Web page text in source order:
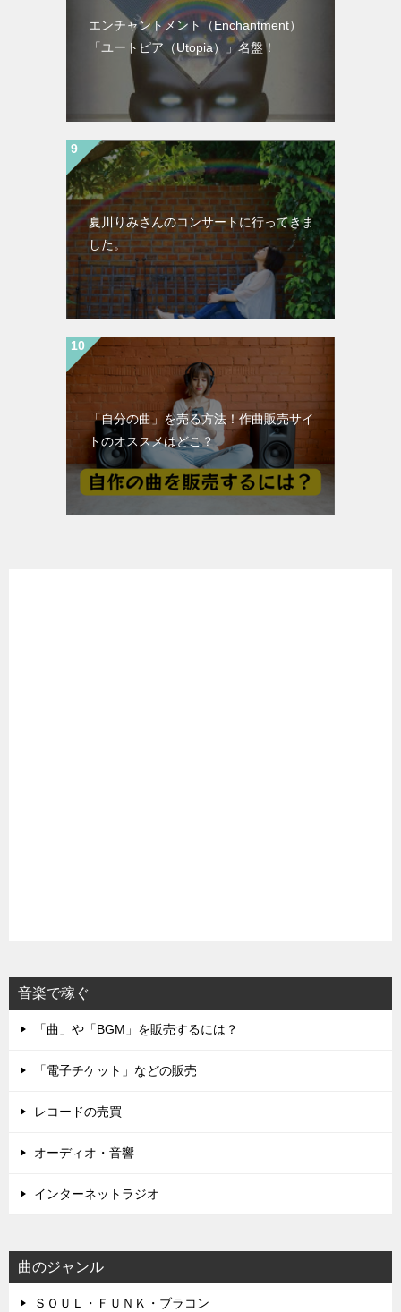
エンチャントメント（Enchantment）
「ユートピア（Utopia）」名盤！
夏川りみさんのコンサートに行ってきま
した。
「自分の曲」を売る方法！作曲販売サイ
トのオススメはどこ？
音楽で稼ぐ
「曲」や「BGM」を販売するには？
「電子チケット」などの販売
レコードの売買
オーディオ・音響
インターネットラジオ
曲のジャンル
ＳＯＵＬ・ＦＵＮＫ・ブラコン